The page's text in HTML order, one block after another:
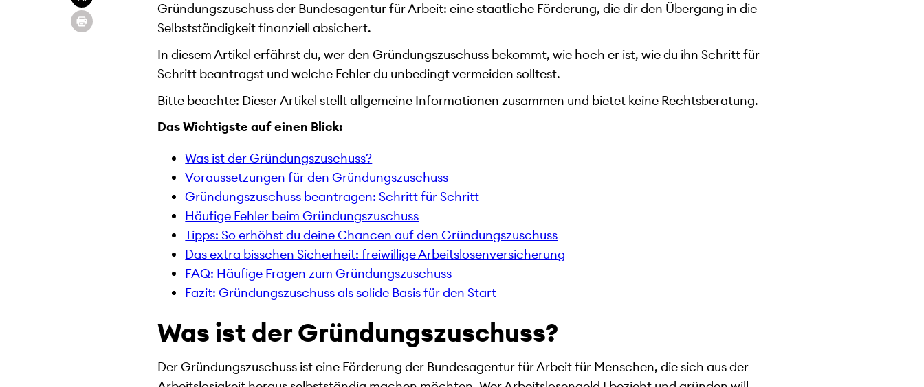
Gründungszuschuss der Bundesagentur für Arbeit: eine staatliche Förderung, die dir den Übergang in die
Selbstständigkeit finanziell absichert.
In diesem Artikel erfährst du, wer den Gründungszuschuss bekommt, wie hoch er ist, wie du ihn Schritt für
Schritt beantragst und welche Fehler du unbedingt vermeiden solltest.
Bitte beachte: Dieser Artikel stellt allgemeine Informationen zusammen und bietet keine Rechtsberatung.
Das Wichtigste auf einen Blick:
Was ist der Gründungszuschuss?
Voraussetzungen für den Gründungszuschuss
Gründungszuschuss beantragen: Schritt für Schritt
Häufige Fehler beim Gründungszuschuss
Tipps: So erhöhst du deine Chancen auf den Gründungszuschuss
Das extra bisschen Sicherheit: freiwillige Arbeitslosenversicherung
FAQ: Häufige Fragen zum Gründungszuschuss
Fazit: Gründungszuschuss als solide Basis für den Start
Was ist der Gründungszuschuss?
Der Gründungszuschuss ist eine Förderung der Bundesagentur für Arbeit für Menschen, die sich aus der